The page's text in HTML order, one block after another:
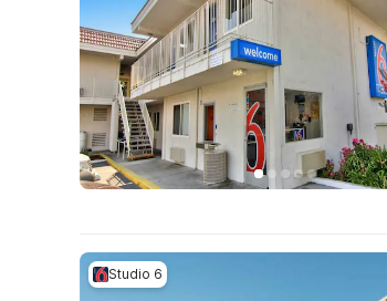
Studio 6